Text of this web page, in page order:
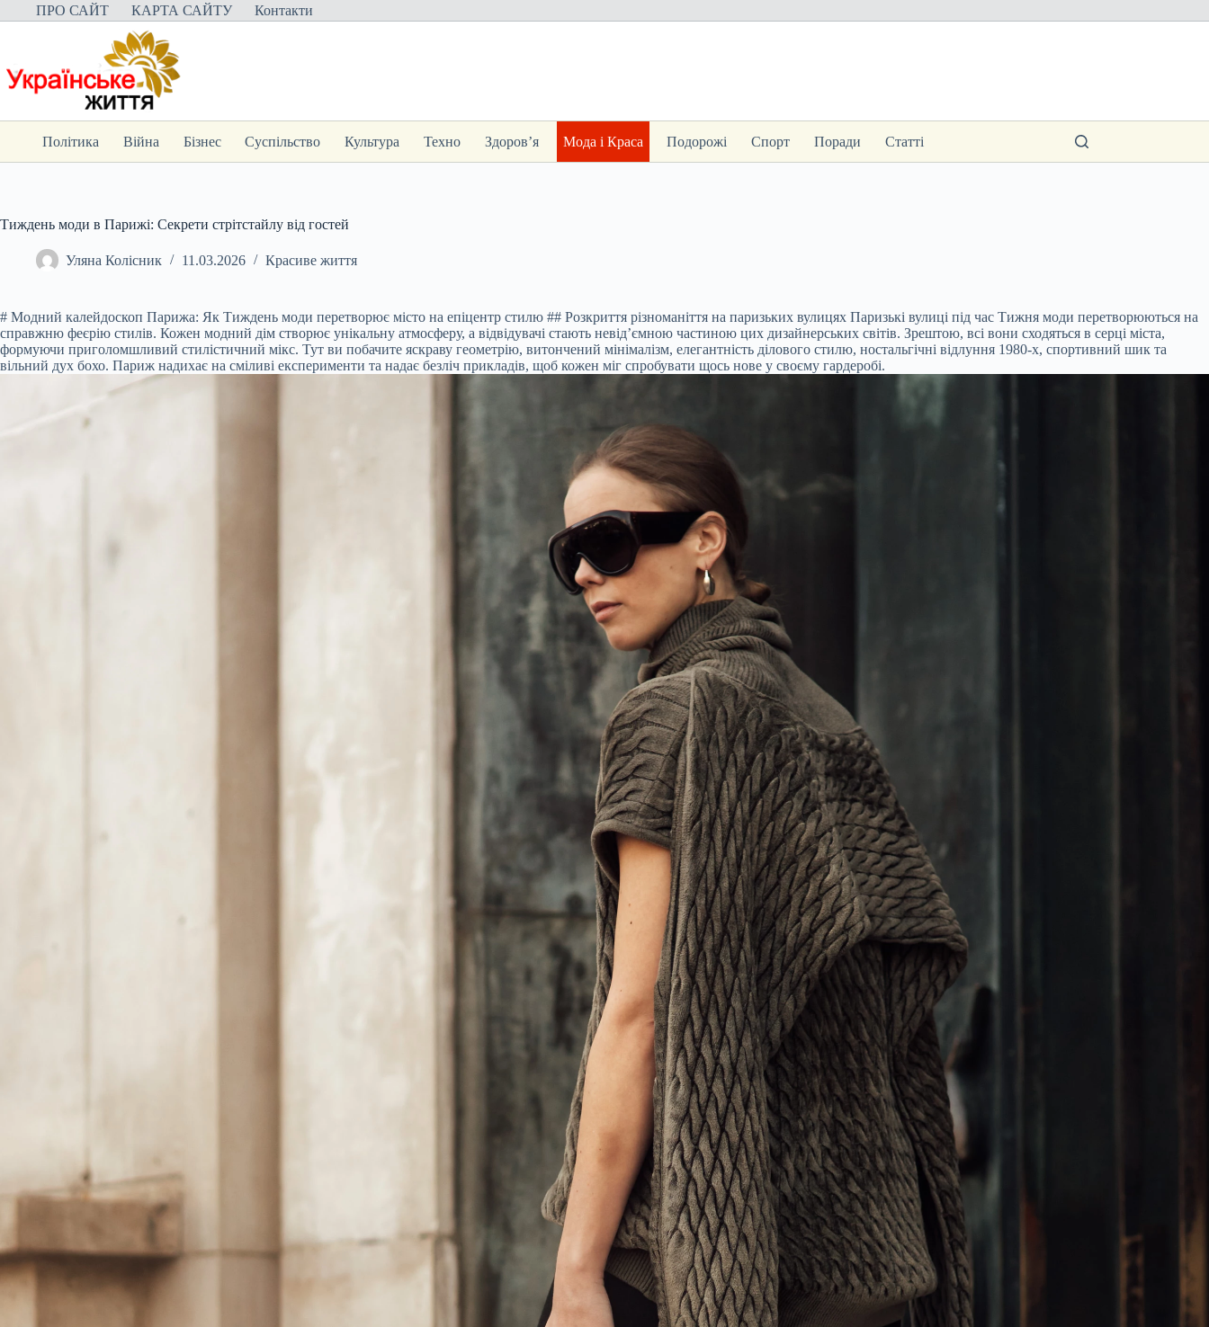
Перейти
до
ПРО САЙТ КАРТА САЙТУ Контакти
Політика Війна Бізнес Суспільство Культура Техно Здоров’я Мода і Краса Подорожі Спорт Поради Статті
Тиждень моди в Парижі: Секрети стрітстайлу від гостей
Уляна Колісник 11.03.2026 Красиве життя
# Модний калейдоскоп Парижа: Як Тиждень моди перетворює місто на епіцентр стилю ## Розкриття різноманіття на паризьких вулицях Паризькі вулиці під час Тижня моди перетворюються на
справжню феєрію стилів. Кожен модний дім створює унікальну атмосферу, а відвідувачі стають невід’ємною частиною цих дизайнерських світів. Зрештою, всі вони сходяться в серці міста,
формуючи приголомшливий стилістичний мікс. Тут ви побачите яскраву геометрію, витончений мінімалізм, елегантність ділового стилю, ностальгічні відлуння 1980-х, спортивний шик та
вільний дух бохо. Париж надихає на сміливі експерименти та надає безліч прикладів, щоб кожен міг спробувати щось нове у своєму гардеробі.